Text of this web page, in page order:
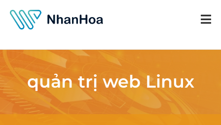
quản trị web Linux